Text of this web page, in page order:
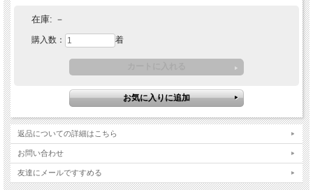
高級なドレスシャツにも採用される
巻き伏せ本縫い仕様で仕上げております。
見た目の美しさはモチロン、強度もかなり高くなっている仕様です。
上品な雰囲気を演出してくれております。
カフスはギャザーが入り、剣ボロはボタン無しの仕様です。
オウンメイクでも採用されておりましが
カフスは職人さんの手作業によってギャザーが入っております。
見た目も美しく、上品な仕上がりです。
剣ボロはボタン無しの仕様になりますので
袖を捲りやすく、もたつきが出来ないようになっております。
在庫: －
購入数： 着
返品についての詳細はこちら
お問い合わせ
友達にメールですすめる